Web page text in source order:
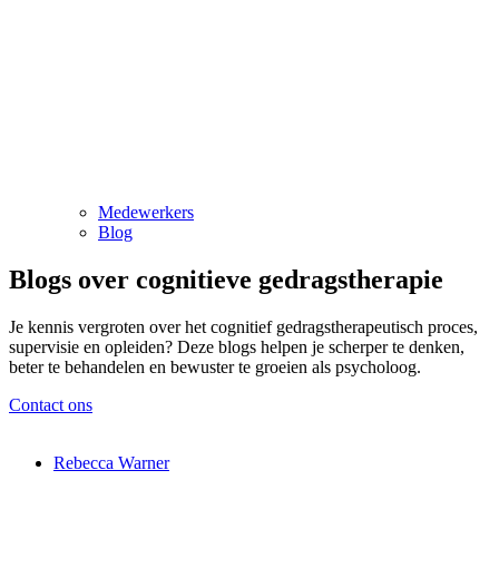
Medewerkers
Blog
Blogs over cognitieve gedragstherapie
Je kennis vergroten over het cognitief gedragstherapeutisch proces,
supervisie en opleiden? Deze blogs helpen je scherper te denken,
beter te behandelen en bewuster te groeien als psycholoog.
Contact ons
Rebecca Warner